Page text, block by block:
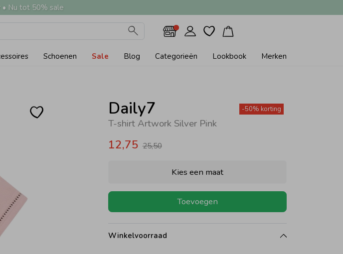
• Nu tot 50% sale
Schoenen Sale Blog Categorieën Lookbook Merken
Daily7
T-shirt Artwork Silver Pink
-50% korting
12,75 25,50
Kies een maat
Toevoegen
Winkelvoorraad